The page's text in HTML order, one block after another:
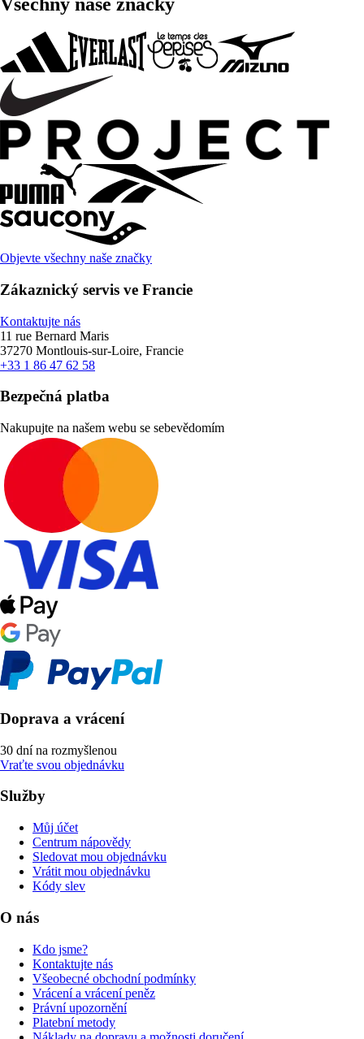
Všechny naše značky
Objevte všechny naše značky
Zákaznický servis ve Francie
Kontaktujte nás
11 rue Bernard Maris
37270 Montlouis-sur-Loire, Francie
+33 1 86 47 62 58
Bezpečná platba
Nakupujte na našem webu se sebevědomím
Doprava a vrácení
30 dní na rozmyšlenou
Vraťte svou objednávku
Služby
Můj účet
Centrum nápovědy
Sledovat mou objednávku
Vrátit mou objednávku
Kódy slev
O nás
Kdo jsme?
Kontaktujte nás
Všeobecné obchodní podmínky
Vrácení a vrácení peněz
Právní upozornění
Platební metody